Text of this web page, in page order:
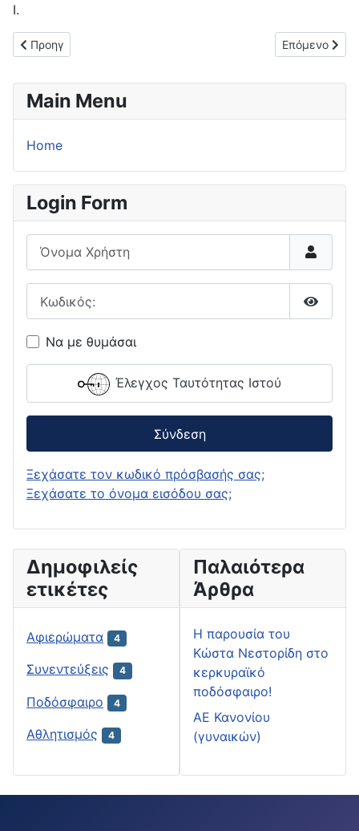
Ι.
Προηγούμενο άρθρο: "Πεντάσφαιρος" Θιναλιακός (5-0) επί
Προηγ Επόμενο
Επόμενο
Main Menu
Home
Login Form
Όνομα Χρήστη
Να με θυμάσαι
Έλεγχος Ταυτότητας Ιστού
Σύνδεση
Ξεχάσατε τον κωδικό πρόσβασής σας;
Ξεχάσατε το όνομα εισόδου σας;
Δημοφιλείς
ετικέτες
Αφιερώματα 4
Συνεντεύξεις 4
Ποδόσφαιρο 4
Αθλητισμός 4
Παλαιότερα
Άρθρα
H παρουσία του
Κώστα Νεστορίδη στο
κερκυραϊκό
ποδόσφαιρο!
ΑΕ Κανονίου
(γυναικών)